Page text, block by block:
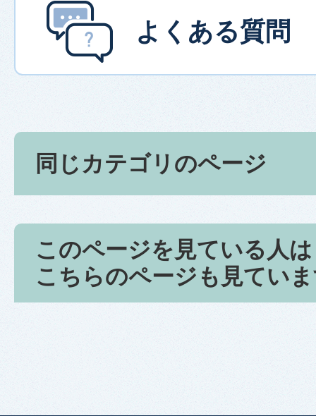
よくある質問
同じカテゴリのページ
このページを見ている人は
こちらのページも見てい